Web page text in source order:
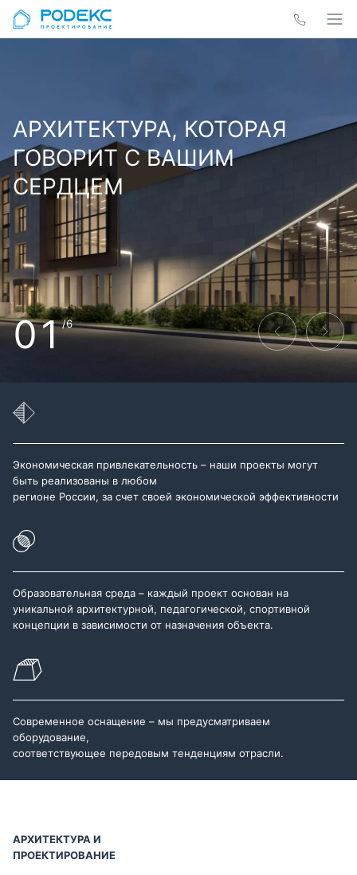
АРХИТЕКТУРА, КОТОРАЯ
ГОВОРИТ С ВАШИМ
СЕРДЦЕМ
01/6
Экономическая привлекательность – наши проекты могут
быть реализованы в любом
регионе России, за счет своей экономической эффективности
Образовательная среда – каждый проект основан на
уникальной архитектурной, педагогической, спортивной
концепции в зависимости от назначения объекта.
Современное оснащение – мы предусматриваем
оборудование,
соответствующее передовым тенденциям отрасли.
АРХИТЕКТУРА И
ПРОЕКТИРОВАНИЕ